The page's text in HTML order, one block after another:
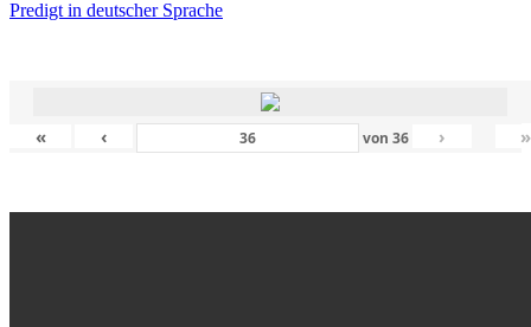
Predigt in deutscher Sprache
« ‹ von36 › »